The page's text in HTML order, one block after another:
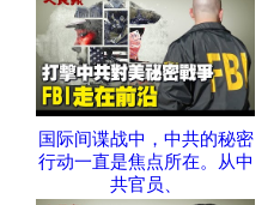
国际间谍战中，中共的秘密
行动一直是焦点所在。从中
共官员、